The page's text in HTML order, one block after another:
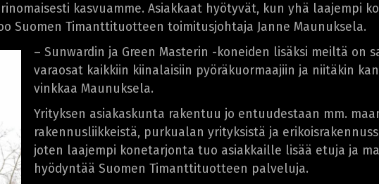
kasvuamme. Asiakkaat hyötyvät, kun yhä laajempi
Suomen Timanttituotteen toimitusjohtaja Janne Maunuksela.
– Sunwardin ja Green Masterin -koneiden lisäksi meiltä on
varaosat kaikkiin kiinalaisiin pyöräkuormaajiin ja niitäkin
vinkkaa Maunuksela.
Yrityksen asiakaskunta rakentuu jo entuudestaan mm.
rakennusliikkeistä, purkualan yrityksistä ja
joten laajempi konetarjonta tuo asiakkaille lisää etuja ja
hyödyntää Suomen Timanttituotteen palveluja.